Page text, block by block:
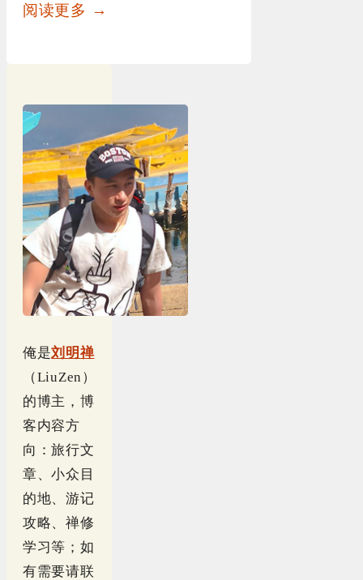
阅读更多 →
俺是刘明禅
（LiuZen）
的博主，博
客内容方
向：旅行文
章、小众目
的地、游记
攻略、禅修
学习等；如
有需要请联